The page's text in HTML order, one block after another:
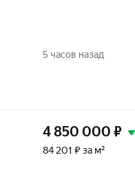
5 часов назад
4 850 000 ₽
84 201 ₽ за м²